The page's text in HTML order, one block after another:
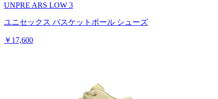
UNPRE ARS LOW 3
ユニセックス バスケットボール シューズ
￥17,600